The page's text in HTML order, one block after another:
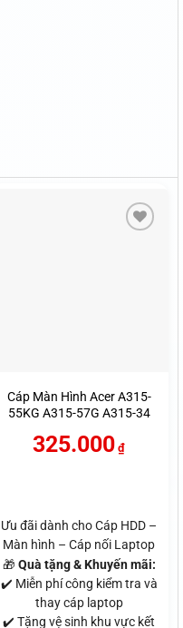
Cáp Màn Hình Acer A315-
55KG A315-57G A315-34
DDZAUALC011
325.000 ₫
Ưu đãi dành cho Cáp HDD –
Màn hình – Cáp nối Laptop
🎁 Quà tặng & Khuyến mãi:
✔️ Miễn phí công kiểm tra và
thay cáp laptop
✔️ Tặng vệ sinh khu vực kết